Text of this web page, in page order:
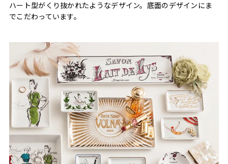
ハート型がくり抜かれたようなデザイン。底面のデザインにま
でこだわっています。